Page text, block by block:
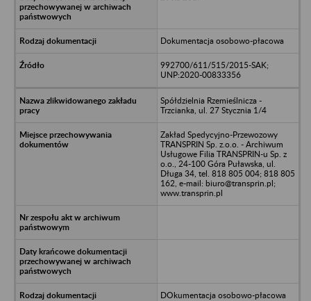
Dokumentacja osobowo-płacowa
992700/611/515/2015-SAK;
UNP:2020-00833356
Spółdzielnia Rzemieślnicza -
Trzcianka, ul. 27 Stycznia 1/4
Zakład Spedycyjno-Przewozowy
TRANSPRIN Sp. z.o.o. - Archiwum
Usługowe Filia TRANSPRIN-u Sp. z
o.o., 24-100 Góra Puławska, ul.
Długa 34, tel. 818 805 004; 818 805
162, e-mail: biuro@transprin.pl;
www.transprin.pl
DOkumentacja osobowo-płacowa